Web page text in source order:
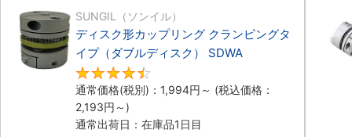
SUNGIL（ソンイル）
ディスク形カップリング クランピングタ
イプ（ダブルディスク） SDWA
通常価格(税別)： 1,994円 ～ (税込価格：
2,193円 ～)
通常出荷日：在庫品1日目